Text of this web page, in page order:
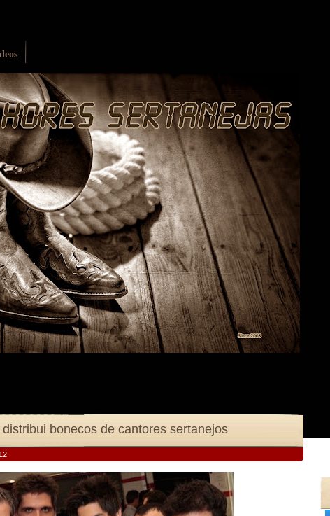
bonecos de cantores sertanejos